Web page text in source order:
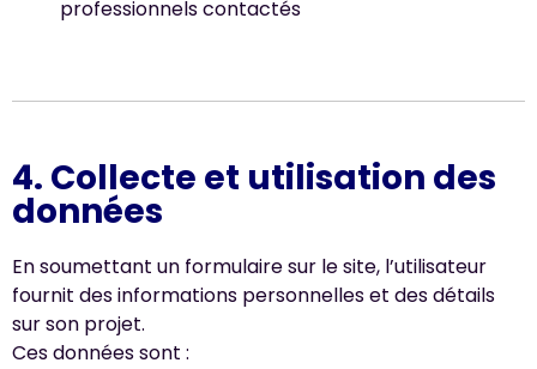
professionnels contactés
4. Collecte et utilisation des
données
En soumettant un formulaire sur le site, l’utilisateur
fournit des informations personnelles et des détails
sur son projet.
Ces données sont :